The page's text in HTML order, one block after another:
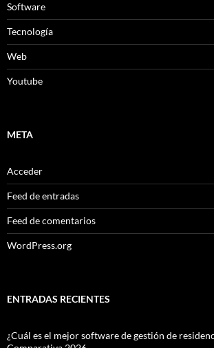
Software
Tecnología
Web
Youtube
META
Acceder
Feed de entradas
Feed de comentarios
WordPress.org
ENTRADAS RECIENTES
¿Cuál es el mejor software de gestión de